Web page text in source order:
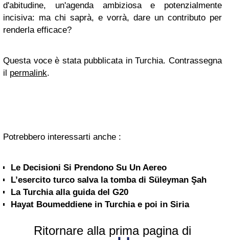
d'abitudine, un'agenda ambiziosa e potenzialmente
incisiva: ma chi saprà, e vorrà, dare un contributo per
renderla efficace?
Questa voce è stata pubblicata in Turchia. Contrassegna
il permalink.
Potrebbero interessarti anche :
Le Decisioni Si Prendono Su Un Aereo
L’esercito turco salva la tomba di Süleyman Şah
La Turchia alla guida del G20
Hayat Boumeddiene in Turchia e poi in Siria
Ritornare alla prima pagina di